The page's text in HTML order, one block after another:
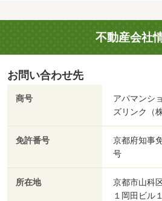
不動産会社
お問い合わせ先
商号
アパマン
ズリンク（株
免許番号
京都府知事
号
所在地
京都市山科
１岡田ビル